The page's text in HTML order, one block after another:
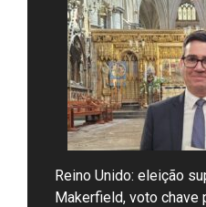
Reino Unido: eleição
Makerfield, voto chave